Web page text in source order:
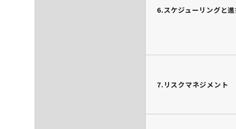
6.スケジューリングと
7.リスクマネジメント